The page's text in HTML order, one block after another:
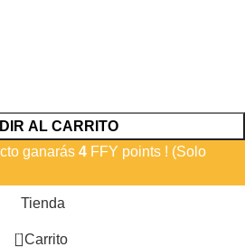
AL CARRITO
ganarás 4 FFY points ! (Solo
Tienda
0 Carrito